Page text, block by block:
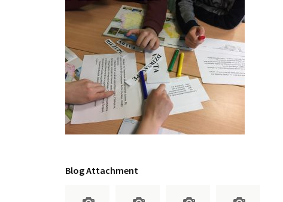
Blog Attachment